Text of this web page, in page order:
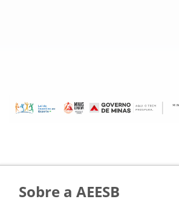
Sobre a AEESB